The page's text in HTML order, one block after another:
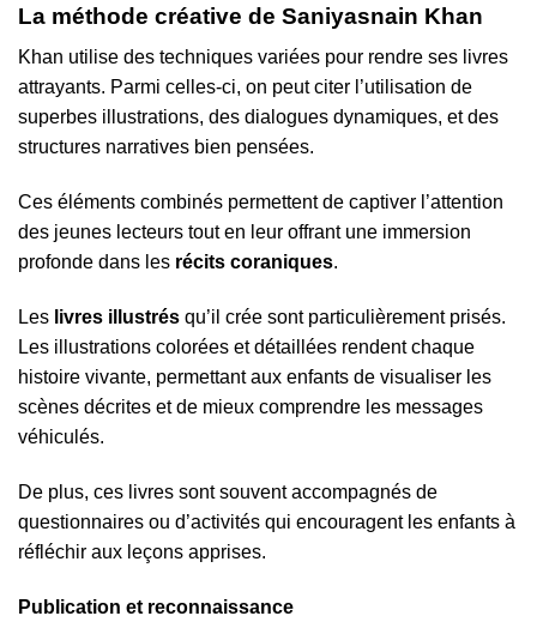
La méthode créative de Saniyasnain Khan
Khan utilise des techniques variées pour rendre ses livres
attrayants. Parmi celles-ci, on peut citer l’utilisation de
superbes illustrations, des dialogues dynamiques, et des
structures narratives bien pensées.
Ces éléments combinés permettent de captiver l’attention
des jeunes lecteurs tout en leur offrant une immersion
profonde dans les récits coraniques.
Les livres illustrés qu’il crée sont particulièrement prisés.
Les illustrations colorées et détaillées rendent chaque
histoire vivante, permettant aux enfants de visualiser les
scènes décrites et de mieux comprendre les messages
véhiculés.
De plus, ces livres sont souvent accompagnés de
questionnaires ou d’activités qui encouragent les enfants à
réfléchir aux leçons apprises.
Publication et reconnaissance